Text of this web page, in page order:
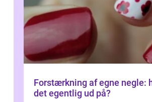
Forstærkning af egne negle:
det egentlig ud på?